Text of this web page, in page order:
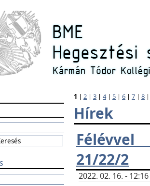
1 | 2 | 3 | 4| 5 | 6 | 7 | 8
Hírek
21/22/2
2022. 02. 16. -